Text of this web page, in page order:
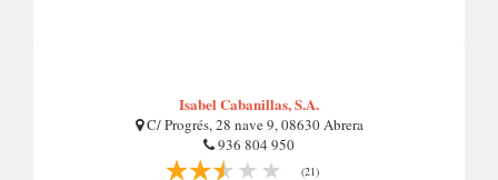
Isabel Cabanillas, S.A.
C/ Progrés, 28 nave 9, 08630 Abrera
936 804 950
(21)